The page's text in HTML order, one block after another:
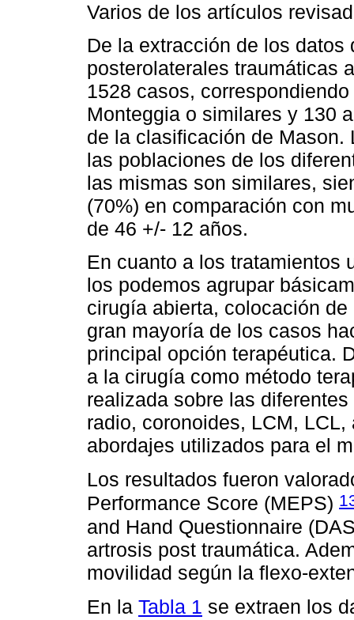
Varios de los artículos
De la extracción de los
posterolaterales traumáticas
1528 casos,
Monteggia o similares y 130
de la clasificación de
las poblaciones de los
las mismas son similares,
(70%) en comparación con
de 46 +/- 12 años.
En cuanto a los tratamientos
los podemos agrupar
cirugía abierta, colocación
gran mayoría de los casos
principal opción terapéutica.
a la cirugía como método
realizada sobre las
radio, coronoides, LCM,
abordajes utilizados para el
Los resultados fueron
Performance Score (MEPS)
and Hand Questionnaire
artrosis post traumática.
movilidad según la flexo-
En la Tabla 1 se extraen los